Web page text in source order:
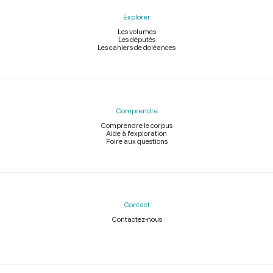
Explorer
Les volumes
Les députés
Les cahiers de doléances
Comprendre
Comprendre le corpus
Aide à l'exploration
Foire aux questions
Contact
Contactez-nous
Légal